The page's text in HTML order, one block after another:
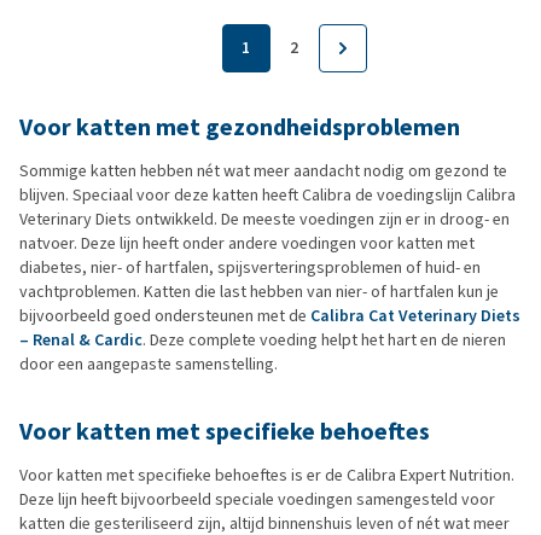
1 2
Voor katten met gezondheidsproblemen
Sommige katten hebben nét wat meer aandacht nodig om gezond te
blijven. Speciaal voor deze katten heeft Calibra de voedingslijn Calibra
Veterinary Diets ontwikkeld. De meeste voedingen zijn er in droog- en
natvoer. Deze lijn heeft onder andere voedingen voor katten met
diabetes, nier- of hartfalen, spijsverteringsproblemen of huid- en
vachtproblemen. Katten die last hebben van nier- of hartfalen kun je
bijvoorbeeld goed ondersteunen met de Calibra Cat Veterinary Diets
– Renal & Cardic. Deze complete voeding helpt het hart en de nieren
door een aangepaste samenstelling.
Voor katten met specifieke behoeftes
Voor katten met specifieke behoeftes is er de Calibra Expert Nutrition.
Deze lijn heeft bijvoorbeeld speciale voedingen samengesteld voor
katten die gesteriliseerd zijn, altijd binnenshuis leven of nét wat meer